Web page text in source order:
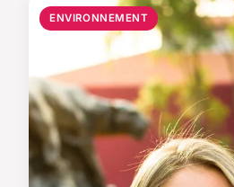
ENVIRONNEMENT